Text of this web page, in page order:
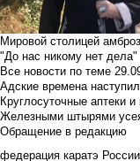
Мировой столицей
"До нас никому нет дела"
Все новости по теме
Адские времена
Круглосуточные аптеки
Железными штырями
Обращение в редакцию
федерация каратэ России